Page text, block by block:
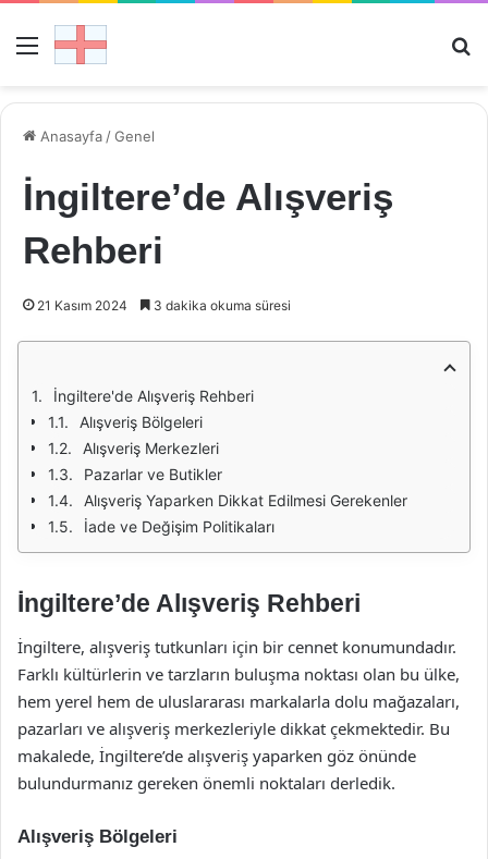
Menü
Anasayfa /Genel
İngiltere’de Alışveriş
Rehberi
21 Kasım 2024 3 dakika okuma süresi
İngiltere'de Alışveriş Rehberi
Alışveriş Bölgeleri
Alışveriş Merkezleri
Pazarlar ve Butikler
Alışveriş Yaparken Dikkat Edilmesi Gerekenler
İade ve Değişim Politikaları
İngiltere’de Alışveriş Rehberi
İngiltere, alışveriş tutkunları için bir cennet konumundadır.
Farklı kültürlerin ve tarzların buluşma noktası olan bu ülke,
hem yerel hem de uluslararası markalarla dolu mağazaları,
pazarları ve alışveriş merkezleriyle dikkat çekmektedir. Bu
makalede, İngiltere’de alışveriş yaparken göz önünde
bulundurmanız gereken önemli noktaları derledik.
Alışveriş Bölgeleri